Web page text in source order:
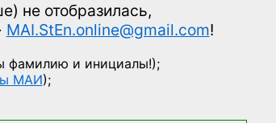
не отобразилась,
MAI.StEn.online@gmail.com!
фамилию и инициалы!);
МАИ);